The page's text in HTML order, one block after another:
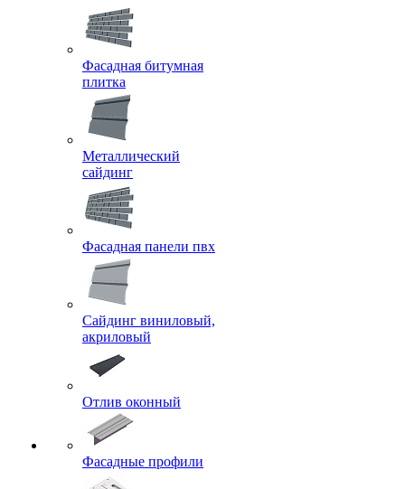
Фасадная битумная
плитка
Металлический
сайдинг
Фасадная панели пвх
Сайдинг виниловый,
акриловый
Отлив оконный
Фасадные профили